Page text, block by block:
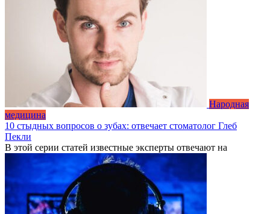
Народная
медицина
10 стыдных вопросов о зубах: отвечает стоматолог Глеб
Пекли
В этой серии статей известные эксперты отвечают на